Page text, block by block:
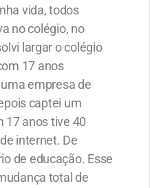
vida, todos
no colégio, no
largar o colégio
17 anos
empresa de
captei um
17 anos tive 40
internet. De
de educação. Esse
total de